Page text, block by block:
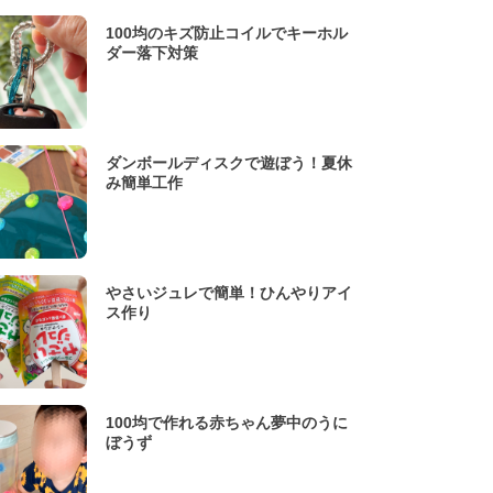
100均のキズ防止コイルでキーホル
ダー落下対策
ダンボールディスクで遊ぼう！夏休
み簡単工作
やさいジュレで簡単！ひんやりアイ
ス作り
100均で作れる赤ちゃん夢中のうに
ぼうず